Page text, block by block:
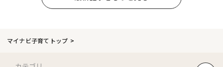
マイナビ子育てトップ